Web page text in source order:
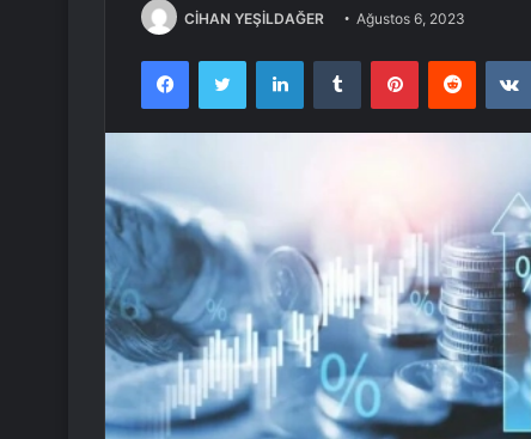
CİHAN YEŞİLDAĞER Ağustos 6, 2023
FacebookTwitter LinkedInTumblr PinterestReddit